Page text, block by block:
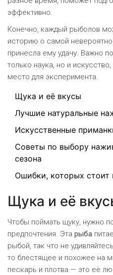
эффективно.
Конечно, каждый рыболов
историю о самой
принесла ему удачу. Важно
только наука, но и
место для эксперимента.
Щука и её вкусы
Лучшие натуральные
Искусственные
Советы по выбору
сезона
Ошибки, которых стоит
Щука и её
Чтобы поймать щуку, нужно
предпочтения. Эта рыба
рыбой, так что не
то блестящее и похожее на
пескарь и плотва — это её